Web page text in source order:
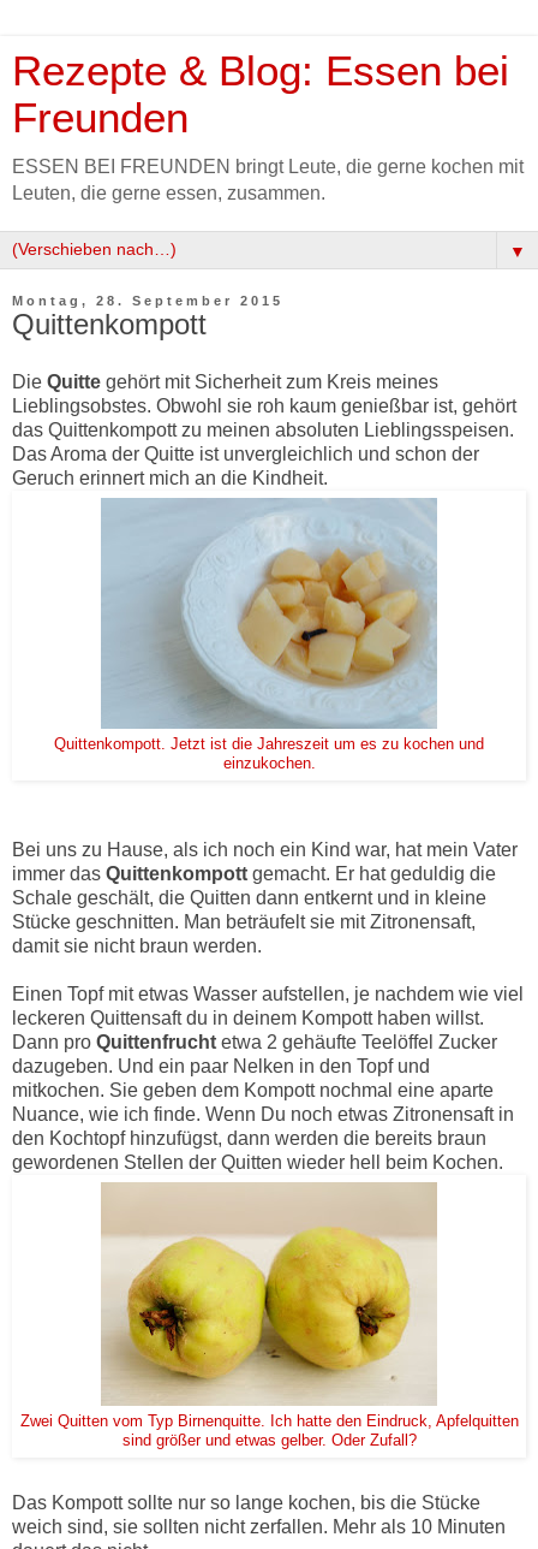
Rezepte & Blog: Essen bei
Freunden
ESSEN BEI FREUNDEN bringt Leute, die gerne kochen mit
Leuten, die gerne essen, zusammen.
▼
Montag, 28. September 2015
Quittenkompott
Die Quitte gehört mit Sicherheit zum Kreis meines
Lieblingsobstes. Obwohl sie roh kaum genießbar ist, gehört
das Quittenkompott zu meinen absoluten Lieblingsspeisen.
Das Aroma der Quitte ist unvergleichlich und schon der
Geruch erinnert mich an die Kindheit.
Quittenkompott. Jetzt ist die Jahreszeit um es zu kochen und
einzukochen.
Bei uns zu Hause, als ich noch ein Kind war, hat mein Vater
immer das Quittenkompott gemacht. Er hat geduldig die
Schale geschält, die Quitten dann entkernt und in kleine
Stücke geschnitten. Man beträufelt sie mit Zitronensaft,
damit sie nicht braun werden.
Einen Topf mit etwas Wasser aufstellen, je nachdem wie viel
leckeren Quittensaft du in deinem Kompott haben willst.
Dann pro Quittenfrucht etwa 2 gehäufte Teelöffel Zucker
dazugeben. Und ein paar Nelken in den Topf und
mitkochen. Sie geben dem Kompott nochmal eine aparte
Nuance, wie ich finde. Wenn Du noch etwas Zitronensaft in
den Kochtopf hinzufügst, dann werden die bereits braun
gewordenen Stellen der Quitten wieder hell beim Kochen.
Zwei Quitten vom Typ Birnenquitte. Ich hatte den Eindruck, Apfelquitten
sind größer und etwas gelber. Oder Zufall?
Das Kompott sollte nur so lange kochen, bis die Stücke
weich sind, sie sollten nicht zerfallen. Mehr als 10 Minuten